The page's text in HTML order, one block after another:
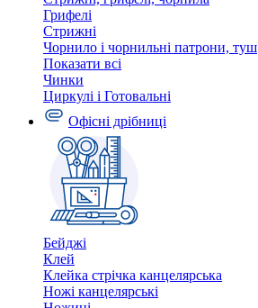
Грифелі
Стрижні
Чорнило і чорнильні патрони, туш
Показати всі
Чинки
Циркулі і Готовальні
Офісні дрібниці
Бейджі
Клей
Клейка стрічка канцелярська
Ножі канцелярські